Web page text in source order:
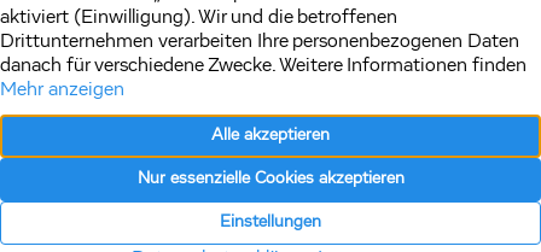
Datenschutz
Vertrag
widerrufen